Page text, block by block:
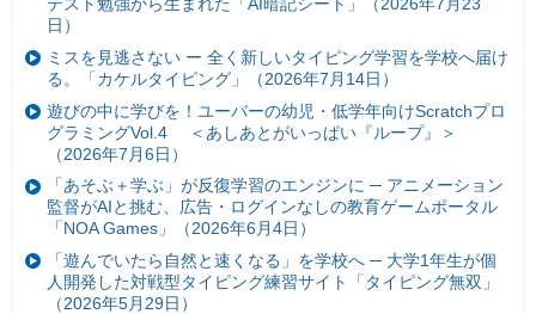
テスト勉強から生まれた「AI暗記シート」（2026年7月23
日）
ミスを見逃さない ー 全く新しいタイピング学習を学校へ届け
る。「カケルタイピング」（2026年7月14日）
遊びの中に学びを！ユーバーの幼児・低学年向けScratchプロ
グラミングVol.4 ＜あしあとがいっぱい『ループ』＞
（2026年7月6日）
「あそぶ＋学ぶ」が反復学習のエンジンに ─ アニメーション
監督がAIと挑む、広告・ログインなしの教育ゲームポータル
「NOA Games」（2026年6月4日）
「遊んでいたら自然と速くなる」を学校へ ─ 大学1年生が個
人開発した対戦型タイピング練習サイト「タイピング無双」
（2026年5月29日）